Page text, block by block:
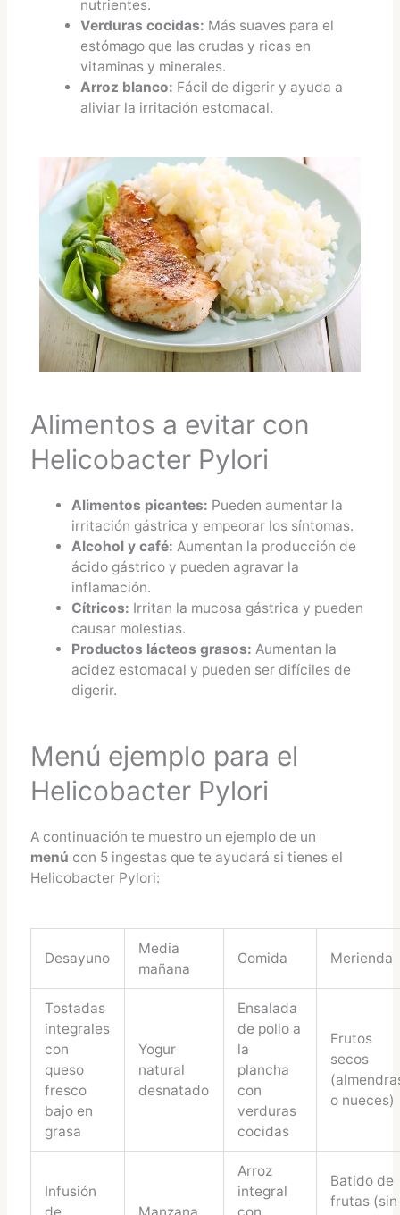
nutrientes.
Verduras cocidas: Más suaves para el
estómago que las crudas y ricas en
vitaminas y minerales.
Arroz blanco: Fácil de digerir y ayuda a
aliviar la irritación estomacal.
Alimentos a evitar con
Helicobacter Pylori
Alimentos picantes: Pueden aumentar la
irritación gástrica y empeorar los síntomas.
Alcohol y café: Aumentan la producción de
ácido gástrico y pueden agravar la
inflamación.
Cítricos: Irritan la mucosa gástrica y pueden
causar molestias.
Productos lácteos grasos: Aumentan la
acidez estomacal y pueden ser difíciles de
digerir.
Menú ejemplo para el
Helicobacter Pylori
A continuación te muestro un ejemplo de un
menú con 5 ingestas que te ayudará si tienes el
Helicobacter Pylori:
Desayuno
Media
mañana
Comida Merienda
Tostadas
integrales
con
queso
fresco
bajo en
grasa
Yogur
natural
desnatado
Ensalada
de pollo a
la
plancha
con
verduras
cocidas
Frutos
secos
o nueces)
Infusión
Arroz
integral
Batido de
frutas (sin